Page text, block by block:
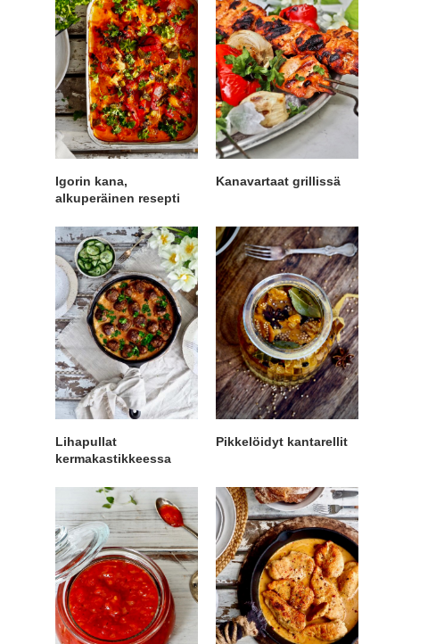
Igorin kana,
alkuperäinen resepti
Kanavartaat grillissä
Lihapullat
kermakastikkeessa
Pikkelöidyt kantarellit